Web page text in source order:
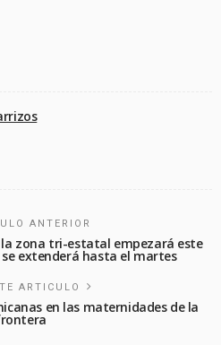
ANTERIOR
la zona tri-estatal empezará este
extenderá hasta el martes
ARTICULO
en las maternidades de la